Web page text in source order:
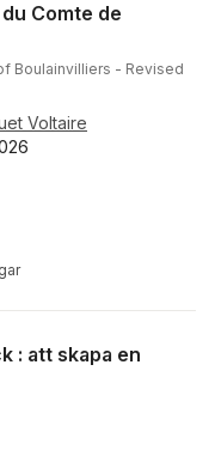
Comte de
Boulainvilliers - Revised
Voltaire
antal röster:
: att skapa en